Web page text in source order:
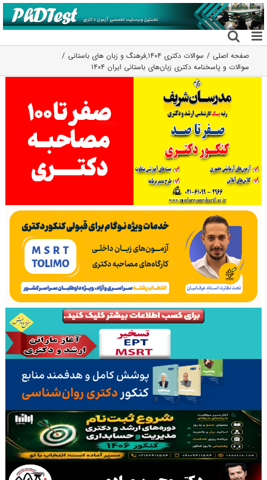
رفتن
به
محتوا
صفحه اصلی سوالات دکتری ۱۴۰۴ ,فرهنگ و زبان های باستانی
سوالات و پاسخنامه دکتری زبان‌های باستانی ایران ۱۴۰۴